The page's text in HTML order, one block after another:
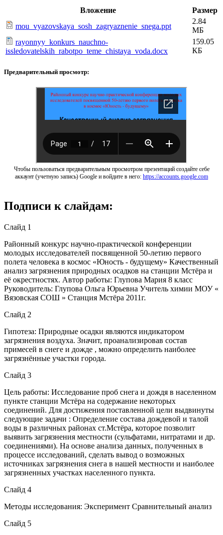
Вложение
Размер
mou_vyazovskaya_sosh_zagryaznenie_snega.ppt
2.84
МБ
rayonnyy_konkurs_nauchno-
issledovatelskih_rabotpo_teme_chistaya_voda.docx
159.05
КБ
Предварительный просмотр:
Чтобы пользоваться предварительным просмотром презентаций создайте себе
аккаунт (учетную запись) Google и войдите в него: https://accounts.google.com
Подписи к слайдам:
Слайд 1
Районный конкурс научно-практической конференции
молодых исследователей посвященной 50-летию первого
полета человека в космос «Юность - будущему» Качественный
анализ загрязнения природных осадков на станции Мстёра и
её окрестностях. Автор работы: Глупова Мария 8 класс
Руководитель: Глупова Ольга Юрьевна Учитель химии МОУ «
Вязовская СОШ » Станция Мстёра 2011г.
Слайд 2
Гипотеза: Природные осадки являются индикатором
загрязнения воздуха. Значит, проанализировав состав
примесей в снеге и дожде , можно определить наиболее
загрязнённые участки города.
Слайд 3
Цель работы: Исследование проб снега и дождя в населенном
пункте станции Мстёра на содержание некоторых
соединений. Для достижения поставленной цели выдвинуты
следующие задачи : Определение состава дождевой и талой
воды в различных районах ст.Мстёра, которое позволит
выявить загрязнения местности (сульфатами, нитратами и др.
соединениями). На основе анализа данных, полученных в
процессе исследований, сделать вывод о возможных
источниках загрязнения снега в нашей местности и наиболее
загрязненных участках населенного пункта.
Слайд 4
Методы исследования: Эксперимент Сравнительный анализ
Слайд 5